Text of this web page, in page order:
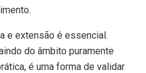
e extensão é essencial.
do âmbito puramente
é uma forma de validar